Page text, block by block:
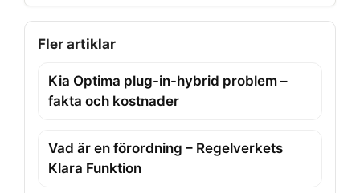
Fler artiklar
Kia Optima plug-in-hybrid problem –
fakta och kostnader
Vad är en förordning – Regelverkets
Klara Funktion